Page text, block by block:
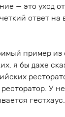
— это уход
ответ на
пример из
я бы даже
У
гестхаус.